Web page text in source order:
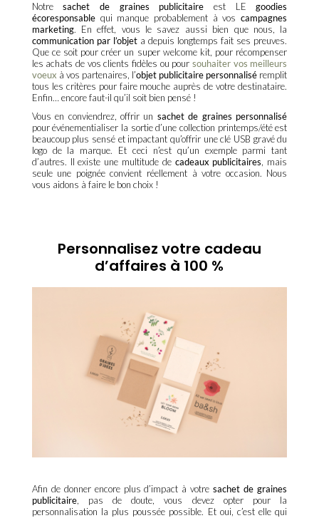
Notresachet de graines publicitaire est LEgoodies
écoresponsablequi manque probablement à voscampagnes
marketing. En effet, vous le savez aussi bien que nous, la
communication par l’objet a depuis longtemps fait ses preuves.
Que ce soit pour créer un super welcome kit, pour récompenser
les achats de vos clients fidèles ou pour souhaiter vos meilleurs
voeux à vos partenaires, l’objet publicitaire personnalisé remplit
tous les critères pour faire mouche auprès de votre destinataire.
Enfin… encore faut-il qu’il soit bien pensé !
Vous en conviendrez, offrir un sachet de graines personnalisé
pour événementialiser la sortie d’une collection printemps/été est
beaucoup plus sensé et impactant qu’offrir une clé USB gravé du
logo de la marque. Et ceci n’est qu’un exemple parmi tant
d’autres. Il existe une multitude de cadeaux publicitaires , mais
seule une poignée convient réellement à votre occasion. Nous
vous aidons à faire le bon choix !
Personnalisez votre cadeau
d’affaires à 100 %
Afin de donner encore plus d’impact à votresachet de graines
publicitaire, pas de doute, vous devez opter pour la
personnalisation la plus poussée possible. Et oui, c’est elle qui